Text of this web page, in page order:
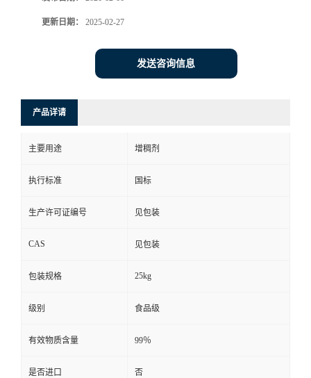
更新日期： 2025-02-27
发送咨询信息
产品详请
主要用途 增稠剂
执行标准 国标
生产许可证编号 见包装
CAS 见包装
包装规格 25kg
级别 食品级
有效物质含量 99％
是否进口 否